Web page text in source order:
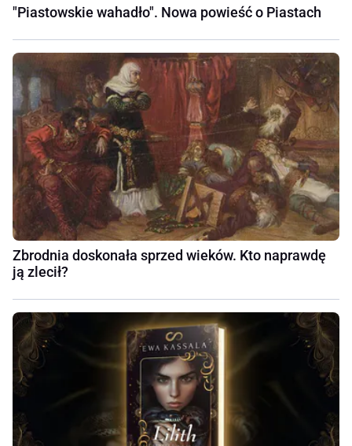
"Piastowskie wahadło". Nowa powieść o Piastach
Zbrodnia doskonała sprzed wieków. Kto naprawdę
ją zlecił?